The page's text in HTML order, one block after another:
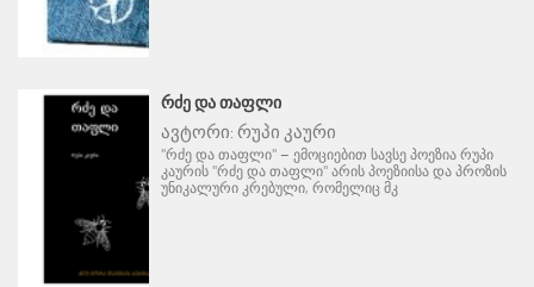
ᲠᲫᲔ ᲓᲐ ᲗᲐᲤᲚᲘ
ავტორი: რუპი კაური
"რძე და თაფლი" – ემოციებით სავსე პოეზია რუპი
კაურის "რძე და თაფლი" არის პოეზიისა და პროზის
უნიკალური კრებული, რომელიც მკ